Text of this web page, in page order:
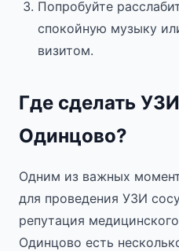
Попробуйте
спокойную музыку
визитом.
Где сделать
Одинцово?
Одним из важных
для проведения УЗИ
репутация
Одинцово есть